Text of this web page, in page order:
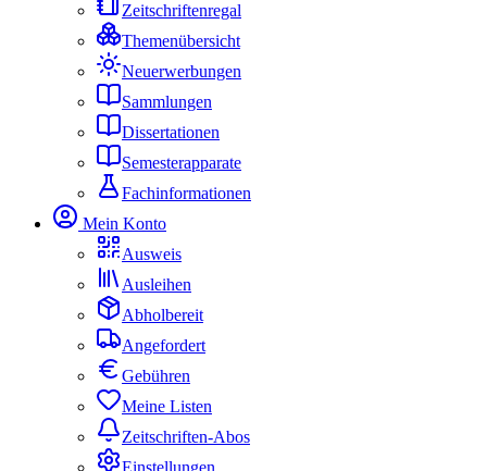
Zeitschriftenregal
Themenübersicht
Neuerwerbungen
Sammlungen
Dissertationen
Semesterapparate
Fachinformationen
Mein Konto
Ausweis
Ausleihen
Abholbereit
Angefordert
Gebühren
Meine Listen
Zeitschriften-Abos